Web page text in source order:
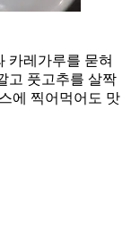
카레가루를 묻혀
고 풋고추를 살짝
에 찍어먹어도 맛